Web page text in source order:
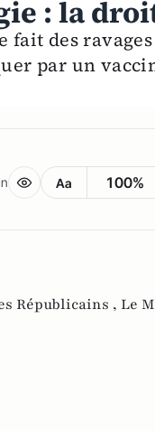
: la
fait des
par un
Aa 100%
Républicains , Le